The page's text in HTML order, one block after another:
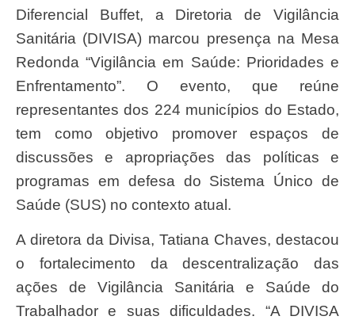
Diferencial Buffet, a Diretoria de Vigilância
Sanitária (DIVISA) marcou presença na Mesa
Redonda “Vigilância em Saúde: Prioridades e
Enfrentamento”. O evento, que reúne
representantes dos 224 municípios do Estado,
tem como objetivo promover espaços de
discussões e apropriações das políticas e
programas em defesa do Sistema Único de
Saúde (SUS) no contexto atual.
A diretora da Divisa, Tatiana Chaves, destacou
o fortalecimento da descentralização das
ações de Vigilância Sanitária e Saúde do
Trabalhador e suas dificuldades. “A DIVISA